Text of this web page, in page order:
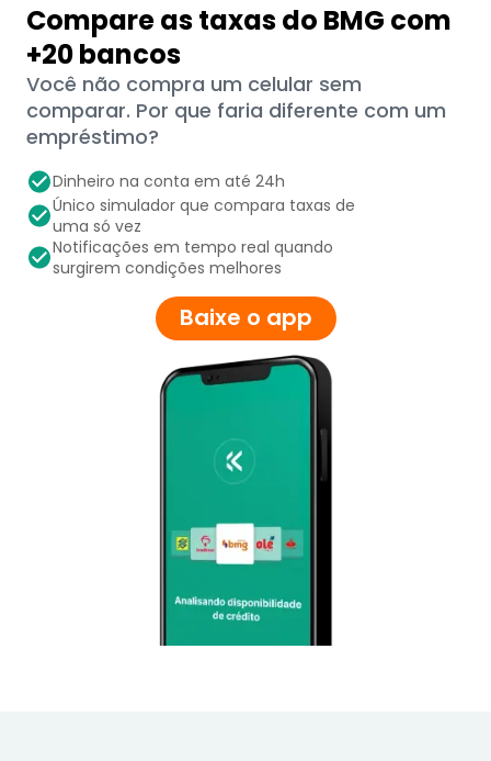
Compare as taxas do BMG com
+20 bancos
Você não compra um celular sem
comparar. Por que faria diferente com um
empréstimo?
Dinheiro na conta em até 24h
Único simulador que compara taxas de
uma só vez
Notificações em tempo real quando
surgirem condições melhores
Baixe o app